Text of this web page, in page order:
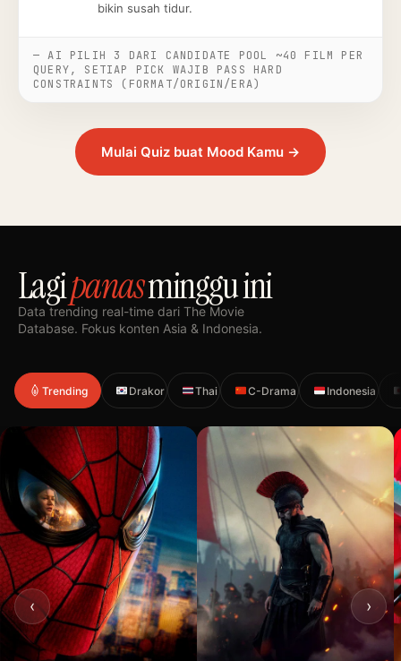
bikin susah tidur.
— AI PILIH 3 DARI CANDIDATE POOL ~40 FILM PER
QUERY, SETIAP PICK WAJIB PASS HARD
CONSTRAINTS (FORMAT/ORIGIN/ERA)
Mulai Quiz buat Mood Kamu →
Lagipanasminggu ini
Data trending real-time dari The Movie
Database. Fokus konten Asia & Indonesia.
Trending Drakor Thai C-Drama Indonesia
‹ ›